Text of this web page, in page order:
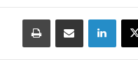
‫X لينكدإن مشاركة عبر البريد